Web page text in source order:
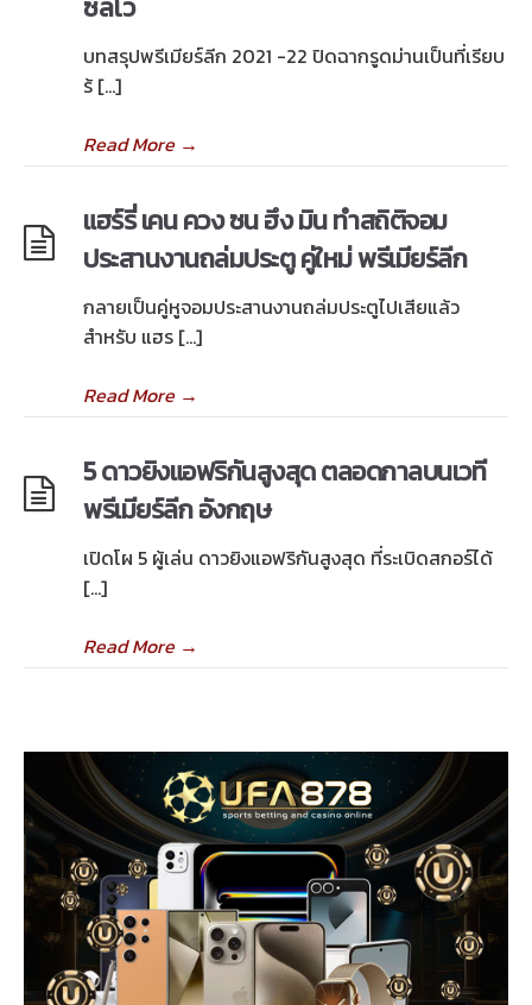
บทสรุปพรีเมียร์ลีก 2021 -22 ปิดฉากรูดม่านเป็นที่เรียบ
ร้ […]
Read More→
แฮร์รี่ เคน ควง ซน ฮึง มิน ทำสถิติจอม
ประสานงานถล่มประตู คู่ใหม่ พรีเมียร์ลีก
กลายเป็นคู่หูจอมประสานงานถล่มประตูไปเสียแล้ว
สำหรับ แฮร […]
Read More→
5 ดาวยิงแอฟริกันสูงสุด ตลอดกาลบนเวที
พรีเมียร์ลีก อังกฤษ
เปิดโผ 5 ผู้เล่น ดาวยิงแอฟริกันสูงสุด ที่ระเบิดสกอร์ได้
[…]
Read More→